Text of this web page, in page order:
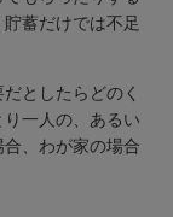
蓄だけでは不足
としたらどのく
一人の、あるい
、わが家の場合